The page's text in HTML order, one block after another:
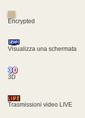
Encrypted
Visualizza una schermata
3D
Trasmissioni video LIVE